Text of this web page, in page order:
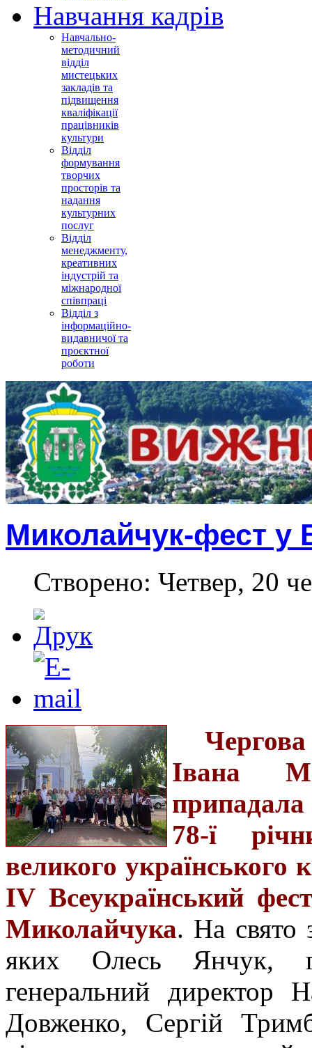
Навчання кадрів
Навчально-
методичний
відділ
мистецьких
закладів та
підвищення
кваліфікації
працівників
культури
Відділ
формування
творчих
просторів та
надання
культурних
послуг
Відділ
менеджменту,
креативних
індустрій та
міжнародної
співпраці
Відділ з
інформаційно-
видавничої та
проєктної
роботи
Миколайчук-фест у
Створено: Четвер, 20
Івана
78-ї
великого українського
IV Всеукраїнський
Миколайчука. На свято
яких Олесь Янчук,
генеральний директор
Довженко, Сергій